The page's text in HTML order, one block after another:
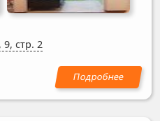
стр. 2